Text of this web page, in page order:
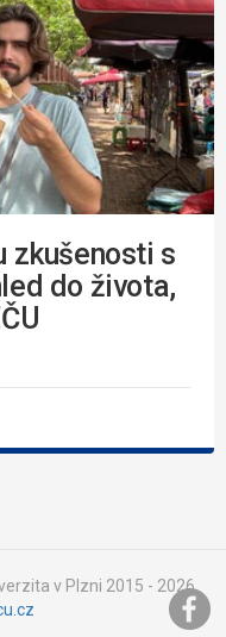
zkušenosti s
do života,
v Plzni 2015 - 2026,